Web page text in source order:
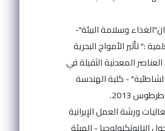
وسلامة البيئة"-
:" تأثير الأمواج البحرية
المعدنية الثقيلة في
- كلية الهندسة
2013.
ورشة العمل الإيرانية